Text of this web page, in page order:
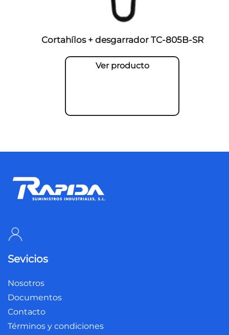
Cortahílos + desgarrador TC-805B-SR
Ver producto
Sevicios
Nosotros
Documentos
Contacto
Términos y condiciones